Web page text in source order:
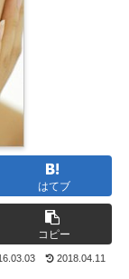
はてブ
コピー
2018.04.11